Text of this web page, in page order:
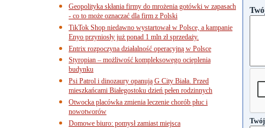
Geopolityka skłania firmy do mrożenia gotówki w zapasach
- co to może oznaczać dla firm z Polski
TikTok Shop niedawno wystartował w Polsce, a kampanie
Enyo przyniosły już ponad 1 mln zł sprzedaży.
Entrix rozpoczyna działalność operacyjną w Polsce
Styropian – możliwość kompleksowego ocieplenia
budynku
Psi Patrol i dinozaury opanują G City Biała. Przed
mieszkańcami Białegostoku dzień pełen rodzinnych
Otwocka placówka zmienia leczenie chorób płuc i
nowotworów
Domowe biuro: pomysł zamiast miejsca